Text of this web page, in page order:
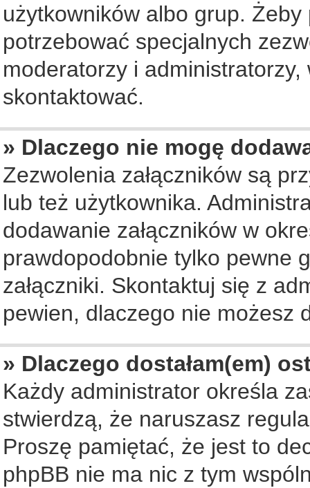
użytkowników albo grup.
potrzebować specjalnych
moderatorzy i
skontaktować.
» Dlaczego nie mogę
Zezwolenia załączników są
lub też użytkownika.
dodawanie załączników w
prawdopodobnie tylko pewne
załączniki. Skontaktuj się z
pewien, dlaczego nie możesz
» Dlaczego dostałam(em)
Każdy administrator określa
stwierdzą, że naruszasz
Proszę pamiętać, że jest to
phpBB nie ma nic z tym